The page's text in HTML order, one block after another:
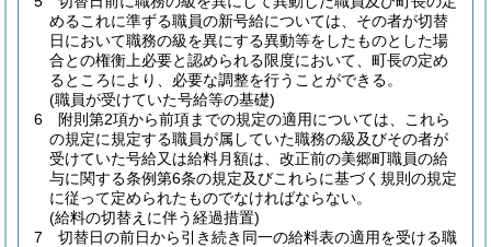
めるこれに準ずる職員の新号給については、その者が切替
日において職務の級を異にする異動等をしたものとした場
合との権衡上必要と認められる限度において、町長の定め
るところにより、必要な調整を行うことができる。
(職員が受けていた号給等の基礎)
6
附則第2項から前項までの規定の適用については、これら
の規定に規定する職員が属していた職務の級及びその者が
受けていた号給又は給料月額は、改正前の美郷町職員の給
与に関する条例第6条の規定及びこれらに基づく規則の規定
に従って定められたものでなければならない。
(給料の切替えに伴う経過措置)
7
切替日の前日から引き続き同一の給料表の適用を受ける職